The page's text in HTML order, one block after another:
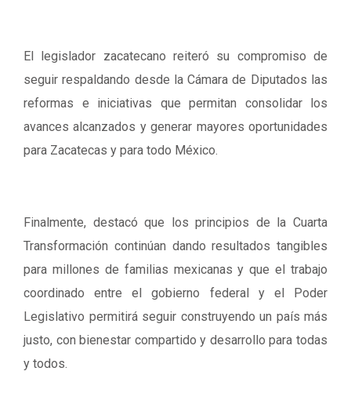
El legislador zacatecano reiteró su compromiso de
seguir respaldando desde la Cámara de Diputados las
reformas e iniciativas que permitan consolidar los
avances alcanzados y generar mayores oportunidades
para Zacatecas y para todo México.
Finalmente, destacó que los principios de la Cuarta
Transformación continúan dando resultados tangibles
para millones de familias mexicanas y que el trabajo
coordinado entre el gobierno federal y el Poder
Legislativo permitirá seguir construyendo un país más
justo, con bienestar compartido y desarrollo para todas
y todos.